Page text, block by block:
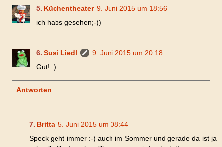
Küchentheater 9. Juni 2015 um 18:56
ich habs gesehen;-))
Susi Liedl
9. Juni 2015 um 20:18
Gut! :)
Antworten
Britta 5. Juni 2015 um 08:44
Speck geht immer :-) auch im Sommer und gerade da ist ja